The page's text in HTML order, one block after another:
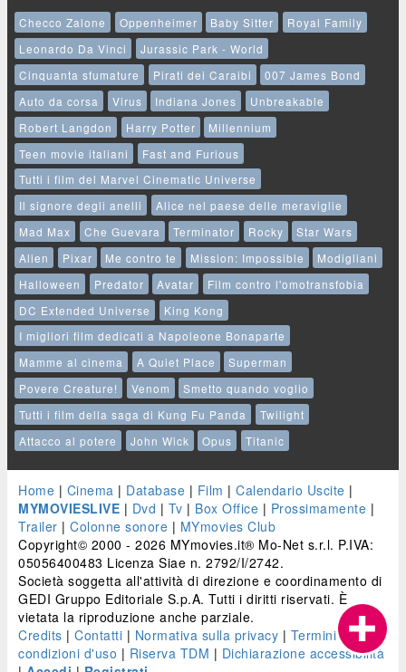
Checco Zalone Oppenheimer Baby Sitter
Royal Family
Leonardo Da Vinci
Jurassic Park - World
Cinquanta sfumature
Pirati dei Caraibi
007 James Bond
Auto da corsa
Virus Indiana Jones
Unbreakable
Robert Langdon
Harry Potter
Millennium
Teen movie italiani
Fast and Furious
Tutti i film del Marvel Cinematic Universe
Il signore degli anelli
Alice nel paese delle meraviglie
Mad Max
Che Guevara Terminator Rocky
Star Wars
Alien
Pixar Me contro te Mission: Impossible
Modigliani
Halloween
Predator Avatar
Film contro l'omotransfobia
DC Extended Universe
King Kong
I migliori film dedicati a Napoleone Bonaparte
Mamme al cinema
A Quiet Place
Superman
Povere Creature!
Venom
Smetto quando voglio
Tutti i film della saga di Kung Fu Panda
Twilight
Attacco al potere
John Wick Opus Titanic
Home | Cinema | Database | Film | Calendario Uscite |
MYMOVIESLIVE | Dvd | Tv | Box Office | Prossimamente |
Trailer | Colonne sonore | MYmovies Club
Copyright© 2000 - 2026 MYmovies.it® Mo-Net s.r.l. P.IVA:
05056400483 Licenza Siae n. 2792/I/2742.
Società soggetta all'attività di direzione e coordinamento di
GEDI Gruppo Editoriale S.p.A. Tutti i diritti riservati. È
vietata la riproduzione anche parziale.
Credits | Contatti | Normativa sulla privacy | Termini e
condizioni d'uso | Riserva TDM | Dichiarazione accessibilità